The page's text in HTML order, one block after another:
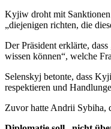
Kyjiw droht mit Sanktionen
„diejenigen richten, die
Der Präsident erklärte,
wissen können“, welche
Selenskyj betonte, dass
respektieren und
Zuvor hatte Andrii Sybiha,